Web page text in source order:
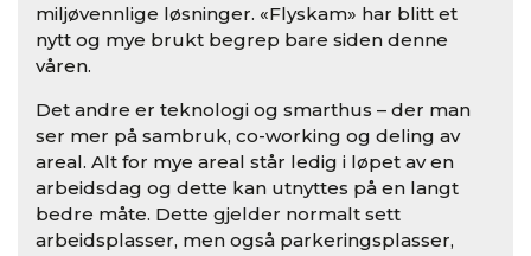
miljøvennlige løsninger. «Flyskam» har blitt et
nytt og mye brukt begrep bare siden denne
våren.
Det andre er teknologi og smarthus – der man
ser mer på sambruk, co-working og deling av
areal. Alt for mye areal står ledig i løpet av en
arbeidsdag og dette kan utnyttes på en langt
bedre måte. Dette gjelder normalt sett
arbeidsplasser, men også parkeringsplasser,